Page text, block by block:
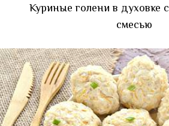
Куриные голени в духовке
смесью